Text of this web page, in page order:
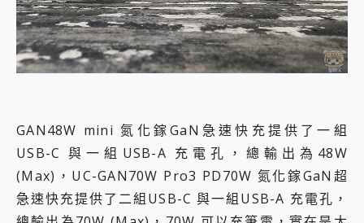
GAN48W mini 氮化鎵GaN急速快充提供了一組
USB-C 與一組USB-A 充電孔，總輸出為48W
(Max)，UC-GAN70W Pro3 PD70W 氮化鎵GaN超
急速快充提供了二組USB-C 與一組USB-A 充電孔，